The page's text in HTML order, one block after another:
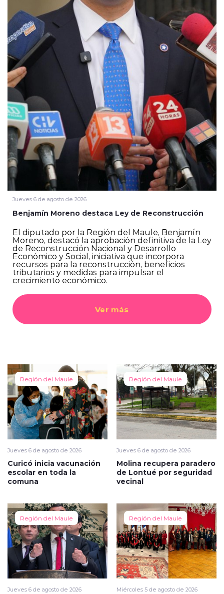
Jueves 6 de agosto de 2026
Benjamín Moreno destaca Ley de Reconstrucción
El diputado por la Región del Maule, Benjamín
Moreno, destacó la aprobación definitiva de la Ley
de Reconstrucción Nacional y Desarrollo
Económico y Social, iniciativa que incorpora
recursos para la reconstrucción, beneficios
tributarios y medidas para impulsar el
crecimiento económico.
Ver más
Región del Maule
Jueves 6 de agosto de 2026
Curicó inicia vacunación
escolar en toda la
comuna
Región del Maule
Jueves 6 de agosto de 2026
Molina recupera paradero
de Lontué por seguridad
vecinal
Región del Maule
Jueves 6 de agosto de 2026
Región del Maule
Miércoles 5 de agosto de 2026